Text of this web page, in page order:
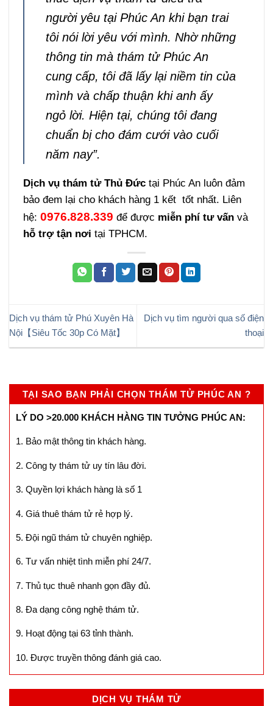
người yêu tại Phúc An khi bạn trai
tôi nói lời yêu với mình. Nhờ những
thông tin mà thám tử Phúc An
cung cấp, tôi đã lấy lại niềm tin của
mình và chấp thuận khi anh ấy
ngỏ lời. Hiện tại, chúng tôi đang
chuẩn bị cho đám cưới vào cuối
năm nay”.
Dịch vụ thám tử Thủ Đức tại Phúc An luôn đảm
bảo đem lại cho khách hàng 1 kết tốt nhất. Liên
hệ:0976.828.339để được miễn phí tư vấn và
hỗ trợ tận nơi tại TPHCM.
Dịch vụ thám tử Phú Xuyên Hà
Nội【Siêu Tốc 30p Có Mặt】
Dịch vụ tìm người qua số điện
thoại
TẠI SAO BẠN PHẢI CHỌN THÁM TỬ PHÚC AN ?
LÝ DO >20.000 KHÁCH HÀNG TIN TƯỞNG PHÚC AN:
1. Bảo mật thông tin khách hàng.
2. Công ty thám tử uy tín lâu đời.
3. Quyền lợi khách hàng là số 1
4. Giá thuê thám tử rẻ hợp lý.
5. Đội ngũ thám tử chuyên nghiệp.
6. Tư vấn nhiệt tình miễn phí 24/7.
7. Thủ tục thuê nhanh gọn đầy đủ.
8. Đa dạng công nghệ thám tử.
9. Hoạt động tại 63 tỉnh thành.
10. Được truyền thông đánh giá cao.
DỊCH VỤ THÁM TỬ